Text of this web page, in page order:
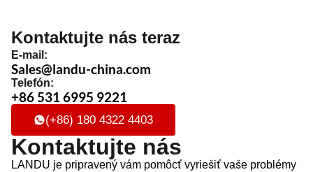
Kontaktujte nás teraz
E-mail:
Sales@landu-china.com
Telefón:
+86 531 6995 9221
(+86) 180 4322 4403
Kontaktujte nás
LANDU je pripravený vám pomôcť vyriešiť vaše problémy